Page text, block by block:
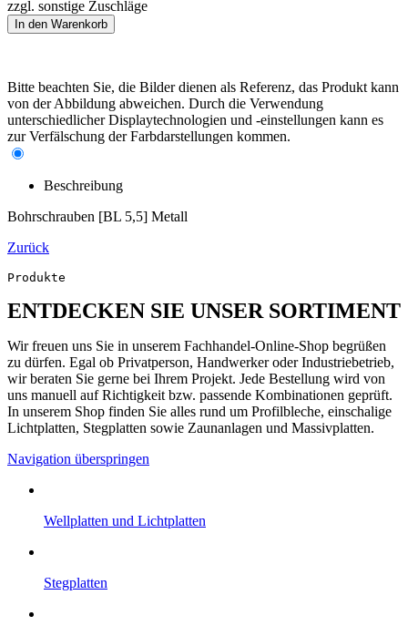
zzgl. sonstige Zuschläge
Bitte beachten Sie, die Bilder dienen als Referenz, das Produkt kann
von der Abbildung abweichen. Durch die Verwendung
unterschiedlicher Displaytechnologien und -einstellungen kann es
zur Verfälschung der Farbdarstellungen kommen.
Beschreibung
Bohrschrauben [BL 5,5] Metall
Zurück
Produkte
ENTDECKEN SIE UNSER SORTIMENT
Wir freuen uns Sie in unserem Fachhandel-Online-Shop begrüßen
zu dürfen. Egal ob Privatperson, Handwerker oder Industriebetrieb,
wir beraten Sie gerne bei Ihrem Projekt. Jede Bestellung wird von
uns manuell auf Richtigkeit bzw. passende Kombinationen geprüft.
In unserem Shop finden Sie alles rund um Profilbleche, einschalige
Lichtplatten, Stegplatten sowie Zaunanlagen und Massivplatten.
Navigation überspringen
Well­platten und Licht­platten
Steg­platten